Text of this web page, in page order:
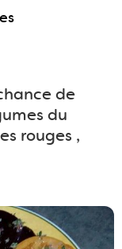
de
du
rouges ,